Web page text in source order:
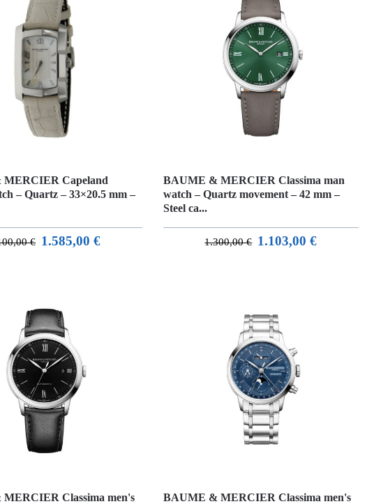
Capeland
– Quartz – 33×20.5 mm –
€ 1.585,00€
BAUME & MERCIER Classima man
watch – Quartz movement – 42 mm –
Steel ca...
1.300,00€ 1.103,00€
Classima men's
BAUME & MERCIER Classima men's